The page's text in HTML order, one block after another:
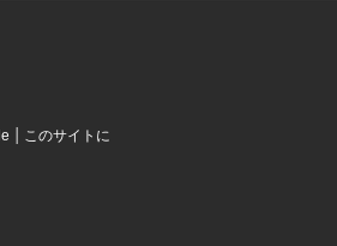
| このサイトに